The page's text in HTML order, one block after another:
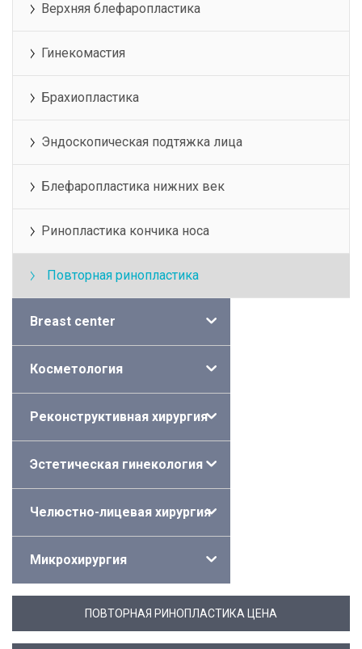
Верхняя блефаропластика
Гинекомастия
Брахиопластика
Эндоскопическая подтяжка лица
Блефаропластика нижних век
Ринопластика кончика носа
Повторная ринопластика
Breast center
Косметология
Реконструктивная хирургия
Эстетическая гинекология
Челюстно-лицевая хирургия
Микрохирургия
ПОВТОРНАЯ РИНОПЛАСТИКА ЦЕНА